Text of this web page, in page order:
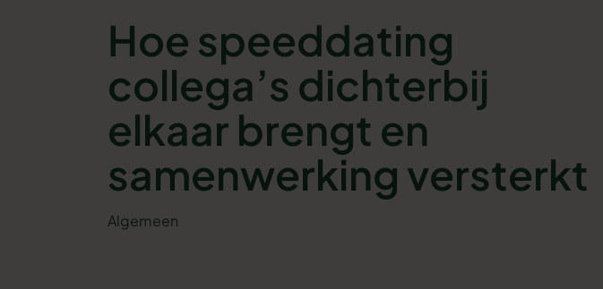
Hoe speeddating
collega’s dichterbij
elkaar brengt en
samenwerking versterkt
Algemeen